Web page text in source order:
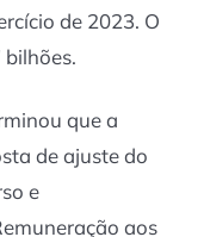
de 2023. O
que a
de ajuste do
e
aos